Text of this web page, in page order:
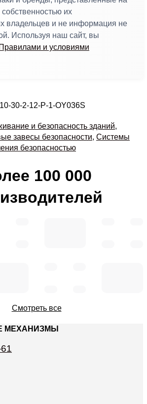
их
владельцев и не информация не
Используя наш сайт, вы
Правилами и условиями
30-2-12-P-1-OY036S
и безопасность зданий,
завесы безопасности, Системы
безопасностью
100 000
Смотреть все
МЕХАНИЗМЫ